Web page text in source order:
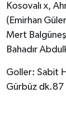
Kosovalı x,
(Emirhan
Mert
Bahadır
Goller: Sabit
Gürbüz dk.87